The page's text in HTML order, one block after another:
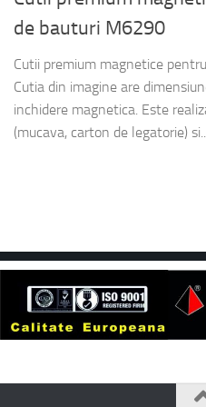
de bauturi M6290
Cutii premium magnetice
Cutia din imagine are
inchidere magnetica. Este
(mucava, carton de legatorie) si...